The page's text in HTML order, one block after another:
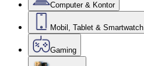
Computer & Kontor
Mobil, Tablet & Smartwatch
Gaming